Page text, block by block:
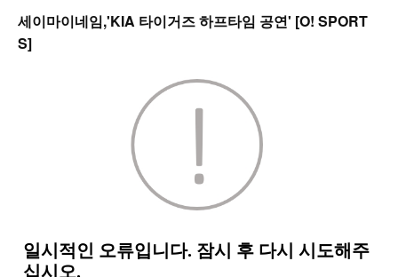
세이마이네임,'KIA 타이거즈 하프타임 공연' [O! SPORT
S]